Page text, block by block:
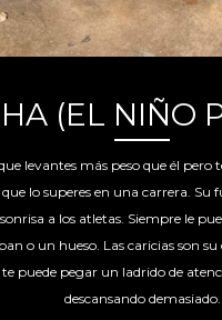
(EL NIÑO
levantes más peso que él pero
lo superes en una carrera. Su
a los atletas. Siempre le
o un hueso. Las caricias son su
puede pegar un ladrido de
descansando demasiado.